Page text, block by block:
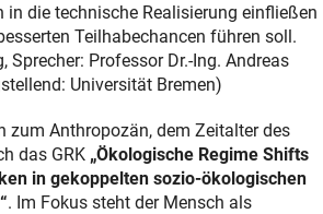
in die technische Realisierung einfließen
Teilhabechancen führen soll.
Sprecher: Professor Dr.-Ing. Andreas
Universität Bremen)
zum Anthropozän, dem Zeitalter des
das GRK „Ökologische Regime Shifts
in gekoppelten sozio-ökologischen
. Im Fokus steht der Mensch als